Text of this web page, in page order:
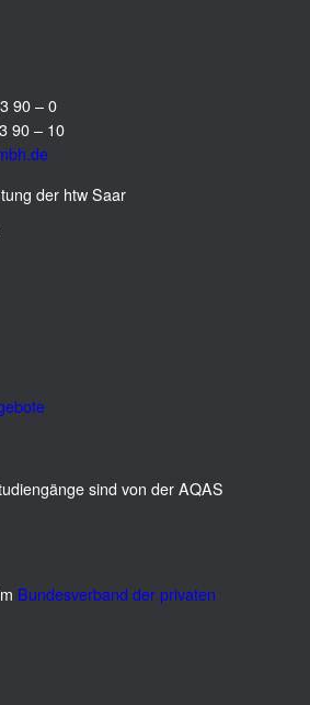
90 – 0
90 – 10
der htw Saar
sind von der AQAS
Bundesverband der privaten